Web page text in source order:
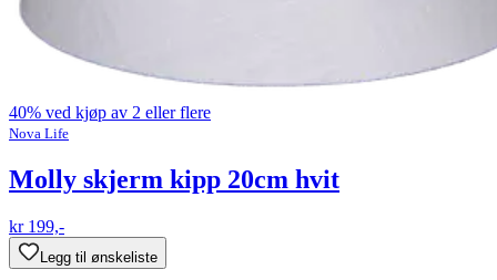
40% ved kjøp av 2 eller flere
Nova Life
Molly skjerm kipp 20cm hvit
kr 199,-
Legg til ønskeliste